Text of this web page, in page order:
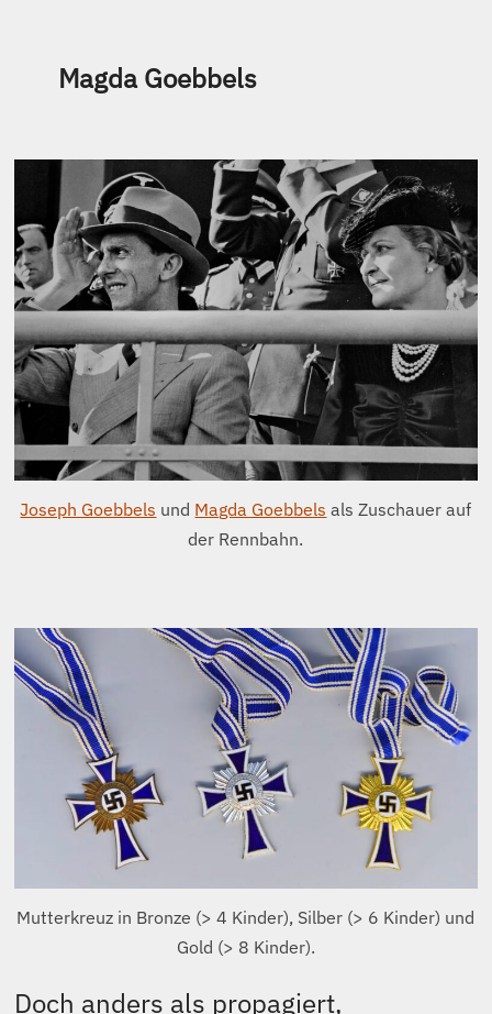
Magda Goebbels
Joseph Goebbels und Magda Goebbels als Zuschauer auf
der Rennbahn.
Mutterkreuz in Bronze (> 4 Kinder), Silber (> 6 Kinder) und
Gold (> 8 Kinder).
Doch anders als propagiert,